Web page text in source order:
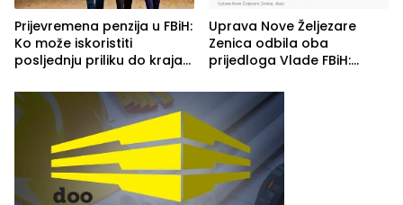
Prijevremena penzija u FBiH:
Ko može iskoristiti
posljednju priliku do kraja
Uprava Nove Željezare
Zenica odbila oba
prijedloga Vlade FBiH:
rješenje